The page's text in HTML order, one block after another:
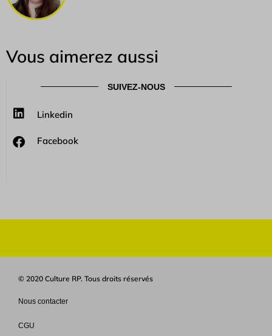
Vous aimerez aussi
SUIVEZ-NOUS
Linkedin
Facebook
© 2020 Culture RP. Tous droits réservés
Nous contacter
CGU